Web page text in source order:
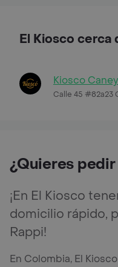
El Kiosco cerca
Kiosco
Calle 45 #82a23
¿Quieres
¡En El Kiosco
domicilio rápido,
Rappi!
En Colombia, El